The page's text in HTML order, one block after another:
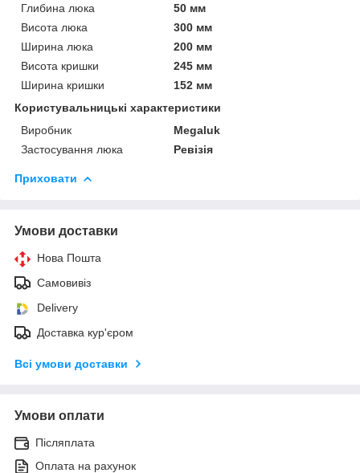
Глибина люка
50 мм
Висота люка
300 мм
Ширина люка
200 мм
Висота кришки
245 мм
Ширина кришки
152 мм
Користувальницькі характеристики
Виробник
Megaluk
Застосування люка
Ревізія
Приховати
Умови доставки
Нова Пошта
Самовивіз
Delivery
Доставка кур'єром
Всі умови доставки
Умови оплати
Післяплата
Оплата на рахунок